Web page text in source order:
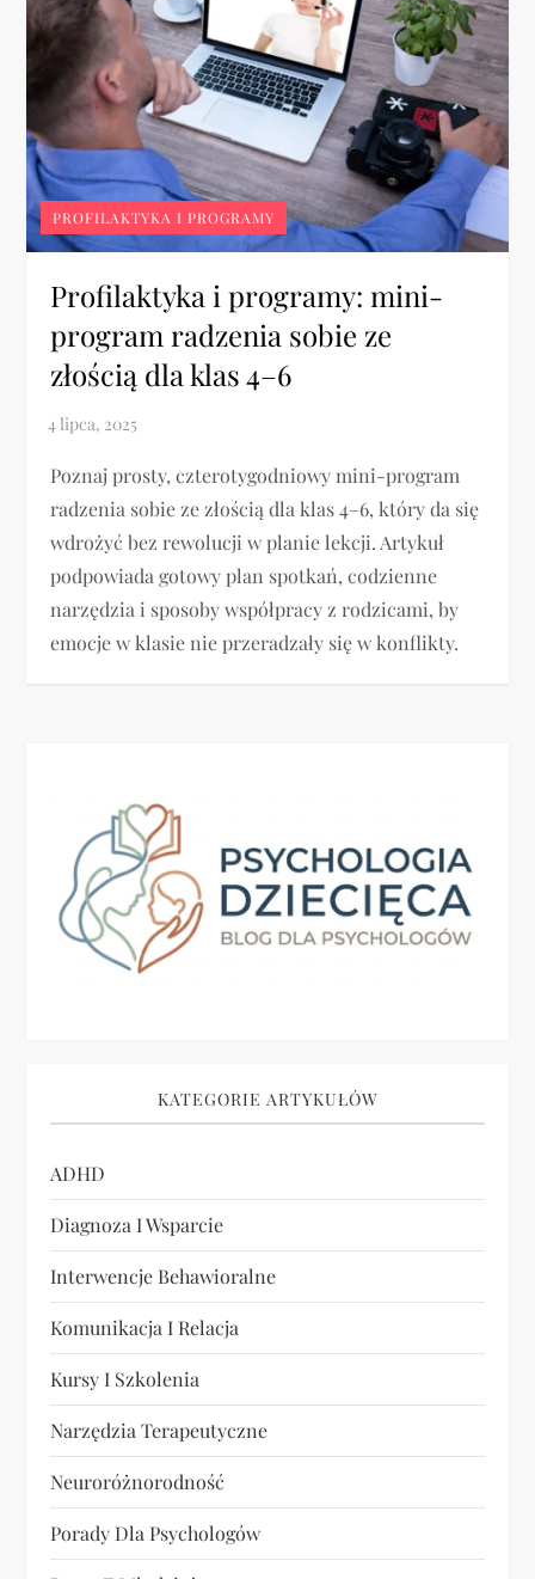
PROFILAKTYKA I PROGRAMY
Profilaktyka i programy: mini-
program radzenia sobie ze
złością dla klas 4–6
Poznaj prosty, czterotygodniowy mini-program
radzenia sobie ze złością dla klas 4–6, który da się
wdrożyć bez rewolucji w planie lekcji. Artykuł
podpowiada gotowy plan spotkań, codzienne
narzędzia i sposoby współpracy z rodzicami, by
emocje w klasie nie przeradzały się w konflikty.
KATEGORIE ARTYKUŁÓW
ADHD
Diagnoza I Wsparcie
Interwencje Behawioralne
Komunikacja I Relacja
Kursy I Szkolenia
Narzędzia Terapeutyczne
Neuroróżnorodność
Porady Dla Psychologów